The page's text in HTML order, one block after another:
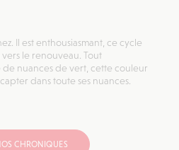
Il est enthousiasmant, ce cycle
le renouveau. Tout
nuances de vert, cette couleur
dans toute ses nuances.
CHRONIQUES